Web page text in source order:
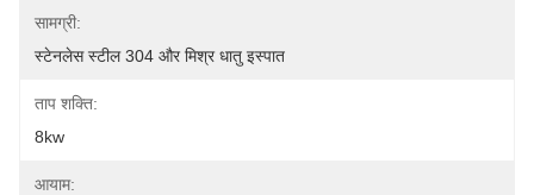
सामग्री:
स्टेनलेस स्टील 304 और मिश्र धातु इस्पात
ताप शक्ति:
8kw
आयाम: